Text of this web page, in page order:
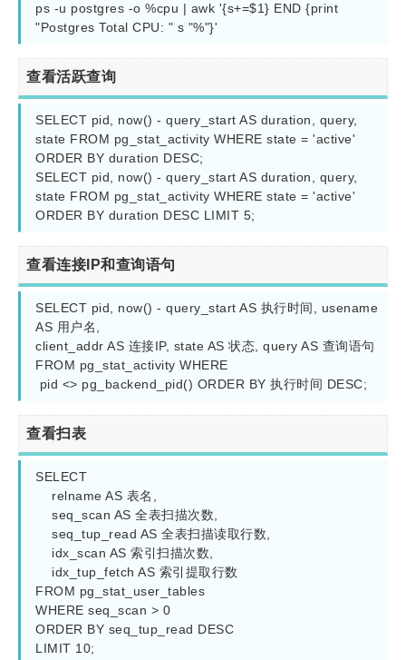
ps -u postgres -o %cpu | awk '{s+=$1} END {print
"Postgres Total CPU: " s "%"}'
查看活跃查询
SELECT pid, now() - query_start AS duration, query,
state FROM pg_stat_activity WHERE state = 'active'
ORDER BY duration DESC;
SELECT pid, now() - query_start AS duration, query,
state FROM pg_stat_activity WHERE state = 'active'
ORDER BY duration DESC LIMIT 5;
查看连接IP和查询语句
SELECT pid, now() - query_start AS 执行时间, usename
AS 用户名,
client_addr AS 连接IP, state AS 状态, query AS 查询语句
FROM pg_stat_activity WHERE
查看扫表
SELECT
FROM pg_stat_user_tables
WHERE seq_scan > 0
ORDER BY seq_tup_read DESC
LIMIT 10;